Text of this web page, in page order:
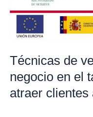
Técnicas de
negocio en el
atraer clientes
el
taller
’10
para
atraer
clientes